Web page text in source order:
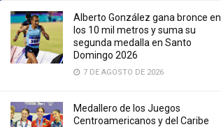
Alberto González gana bronce en
los 10 mil metros y suma su
segunda medalla en Santo
Domingo 2026
7 DE AGOSTO DE 2026
Medallero de los Juegos
Centroamericanos y del Caribe